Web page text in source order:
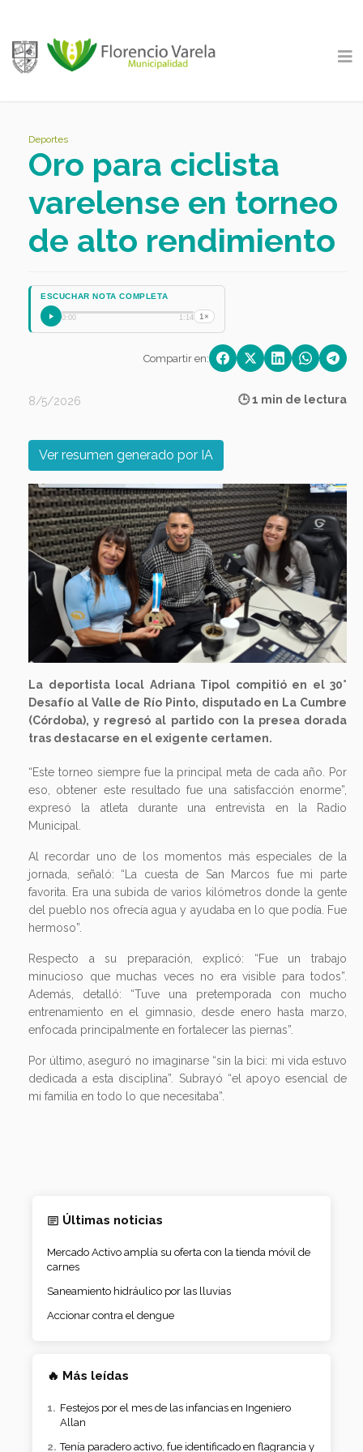
Deportes
Oro para ciclista
varelense en torneo
de alto rendimiento
ESCUCHAR NOTA COMPLETA
0:00 1:14 1×
Compartir en:
8/5/2026 🕒 1 min de lectura
Ver resumen generado por IA
Previous Next
La deportista local Adriana Tipol compitió en el 30°
Desafío al Valle de Río Pinto, disputado en La Cumbre
(Córdoba), y regresó al partido con la presea dorada
tras destacarse en el exigente certamen.
“Este torneo siempre fue la principal meta de cada año. Por
eso, obtener este resultado fue una satisfacción enorme”,
expresó la atleta durante una entrevista en la Radio
Municipal.
Al recordar uno de los momentos más especiales de la
jornada, señaló: “La cuesta de San Marcos fue mi parte
favorita. Era una subida de varios kilómetros donde la gente
del pueblo nos ofrecía agua y ayudaba en lo que podía. Fue
hermoso”.
Respecto a su preparación, explicó: “Fue un trabajo
minucioso que muchas veces no era visible para todos”.
Además, detalló: “Tuve una pretemporada con mucho
entrenamiento en el gimnasio, desde enero hasta marzo,
enfocada principalmente en fortalecer las piernas”.
Por último, aseguró no imaginarse “sin la bici: mi vida estuvo
dedicada a esta disciplina”. Subrayó “el apoyo esencial de
mi familia en todo lo que necesitaba”.
Últimas noticias
Mercado Activo amplía su oferta con la tienda móvil de
carnes
Saneamiento hidráulico por las lluvias
Accionar contra el dengue
🔥 Más leídas
Festejos por el mes de las infancias en Ingeniero
Allan
Tenía paradero activo, fue identificado en flagrancia y